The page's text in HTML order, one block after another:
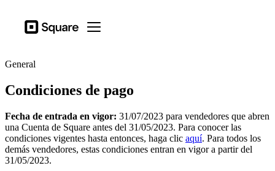
Square Open menu
Tipus d'activitat
Hardware
Preus
Recursos
Inicia la sessió
Centre d'ajuda
General
Condiciones de pago
Fecha de entrada en vigor: 31/07/2023 para vendedores que abren
una Cuenta de Square antes del 31/05/2023. Para conocer las
condiciones vigentes hasta entonces, haga clic aquí. Para todos los
demás vendedores, estas condiciones entran en vigor a partir del
31/05/2023.